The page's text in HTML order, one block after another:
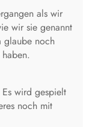
als wir
wir sie genannt
glaube noch
wird gespielt
noch mit